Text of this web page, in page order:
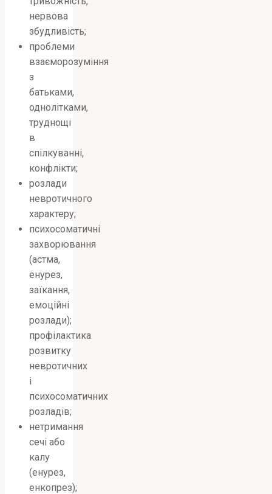
нервова
збудливість;
проблеми
взаєморозуміння
з
батьками,
однолітками,
труднощі
в
спілкуванні,
конфлікти;
розлади
невротичного
характеру;
психосоматичні
захворювання
(астма,
енурез,
заїкання,
емоційні
розлади);
профілактика
розвитку
невротичних
і
психосоматичних
розладів;
нетримання
сечі або
калу
(енурез,
енкопрез);